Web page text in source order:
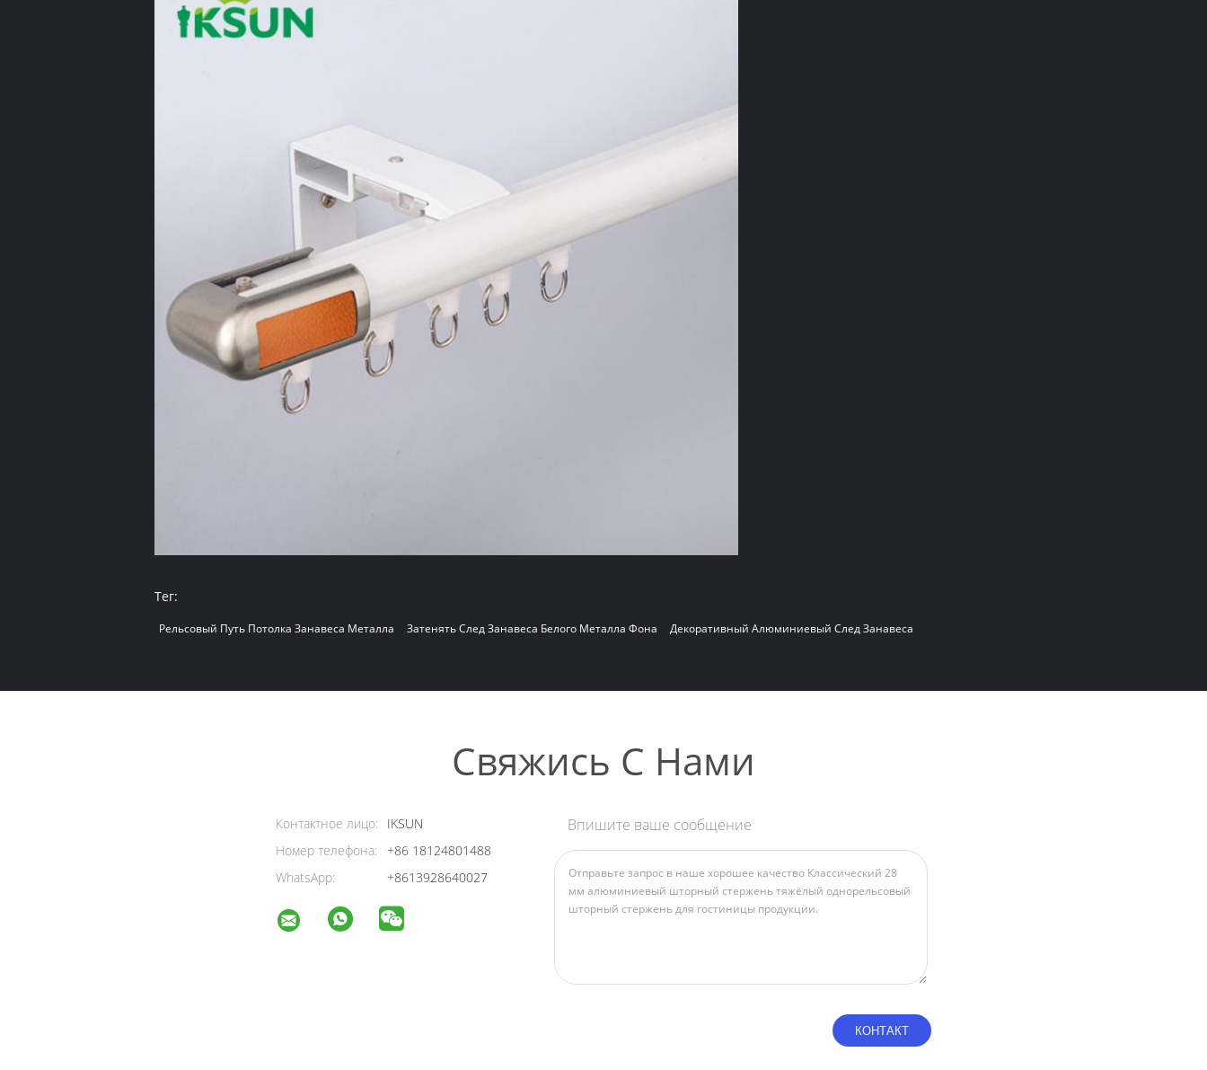
Тег:
Рельсовый Путь Потолка Занавеса Металла Затенять След Занавеса Белого Металла Фона Декоративный Алюминиевый След Занавеса
Свяжись С Нами
Контактное лицо:
IKSUN
Номер телефона:
+86 18124801488
WhatsApp:
+8613928640027
Впишите ваше сообщение